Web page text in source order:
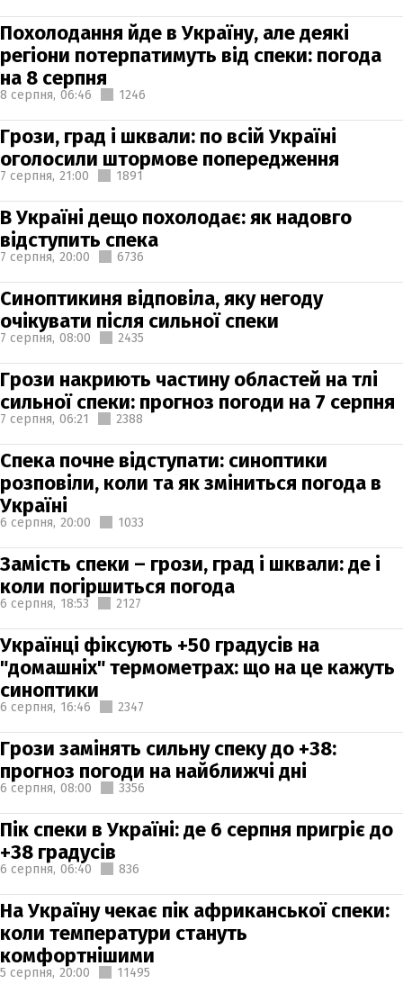
Похолодання йде в Україну, але деякі
регіони потерпатимуть від спеки: погода
на 8 серпня
8 серпня, 06:46 1246
Грози, град і шквали: по всій Україні
оголосили штормове попередження
7 серпня, 21:00 1891
В Україні дещо похолодає: як надовго
відступить спека
7 серпня, 20:00 6736
Синоптикиня відповіла, яку негоду
очікувати після сильної спеки
7 серпня, 08:00 2435
Грози накриють частину областей на тлі
сильної спеки: прогноз погоди на 7 серпня
7 серпня, 06:21 2388
Спека почне відступати: синоптики
розповіли, коли та як зміниться погода в
Україні
6 серпня, 20:00 1033
Замість спеки – грози, град і шквали: де і
коли погіршиться погода
6 серпня, 18:53 2127
Українці фіксують +50 градусів на
"домашніх" термометрах: що на це кажуть
синоптики
6 серпня, 16:46 2347
Грози замінять сильну спеку до +38:
прогноз погоди на найближчі дні
6 серпня, 08:00 3356
Пік спеки в Україні: де 6 серпня пригріє до
+38 градусів
6 серпня, 06:40 836
На Україну чекає пік африканської спеки:
коли температури стануть
комфортнішими
5 серпня, 20:00 11495